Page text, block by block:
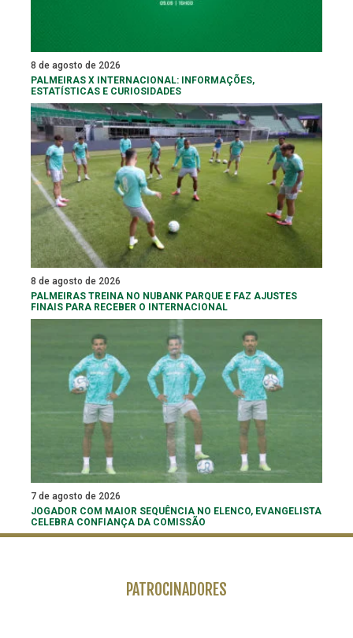
8 de agosto de 2026
PALMEIRAS X INTERNACIONAL: INFORMAÇÕES,
ESTATÍSTICAS E CURIOSIDADES
8 de agosto de 2026
PALMEIRAS TREINA NO NUBANK PARQUE E FAZ AJUSTES
FINAIS PARA RECEBER O INTERNACIONAL
7 de agosto de 2026
JOGADOR COM MAIOR SEQUÊNCIA NO ELENCO, EVANGELISTA
CELEBRA CONFIANÇA DA COMISSÃO
PATROCINADORES